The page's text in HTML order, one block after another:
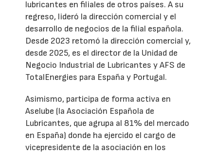
lubricantes en filiales de otros países. A su
regreso, lideró la dirección comercial y el
desarrollo de negocios de la filial española.
Desde 2023 retomó la dirección comercial y,
desde 2025, es el director de la Unidad de
Negocio Industrial de Lubricantes y AFS de
TotalEnergies para España y Portugal.
Asimismo, participa de forma activa en
Aselube (la Asociación Española de
Lubricantes, que agrupa al 81% del mercado
en España) donde ha ejercido el cargo de
vicepresidente de la asociación en los